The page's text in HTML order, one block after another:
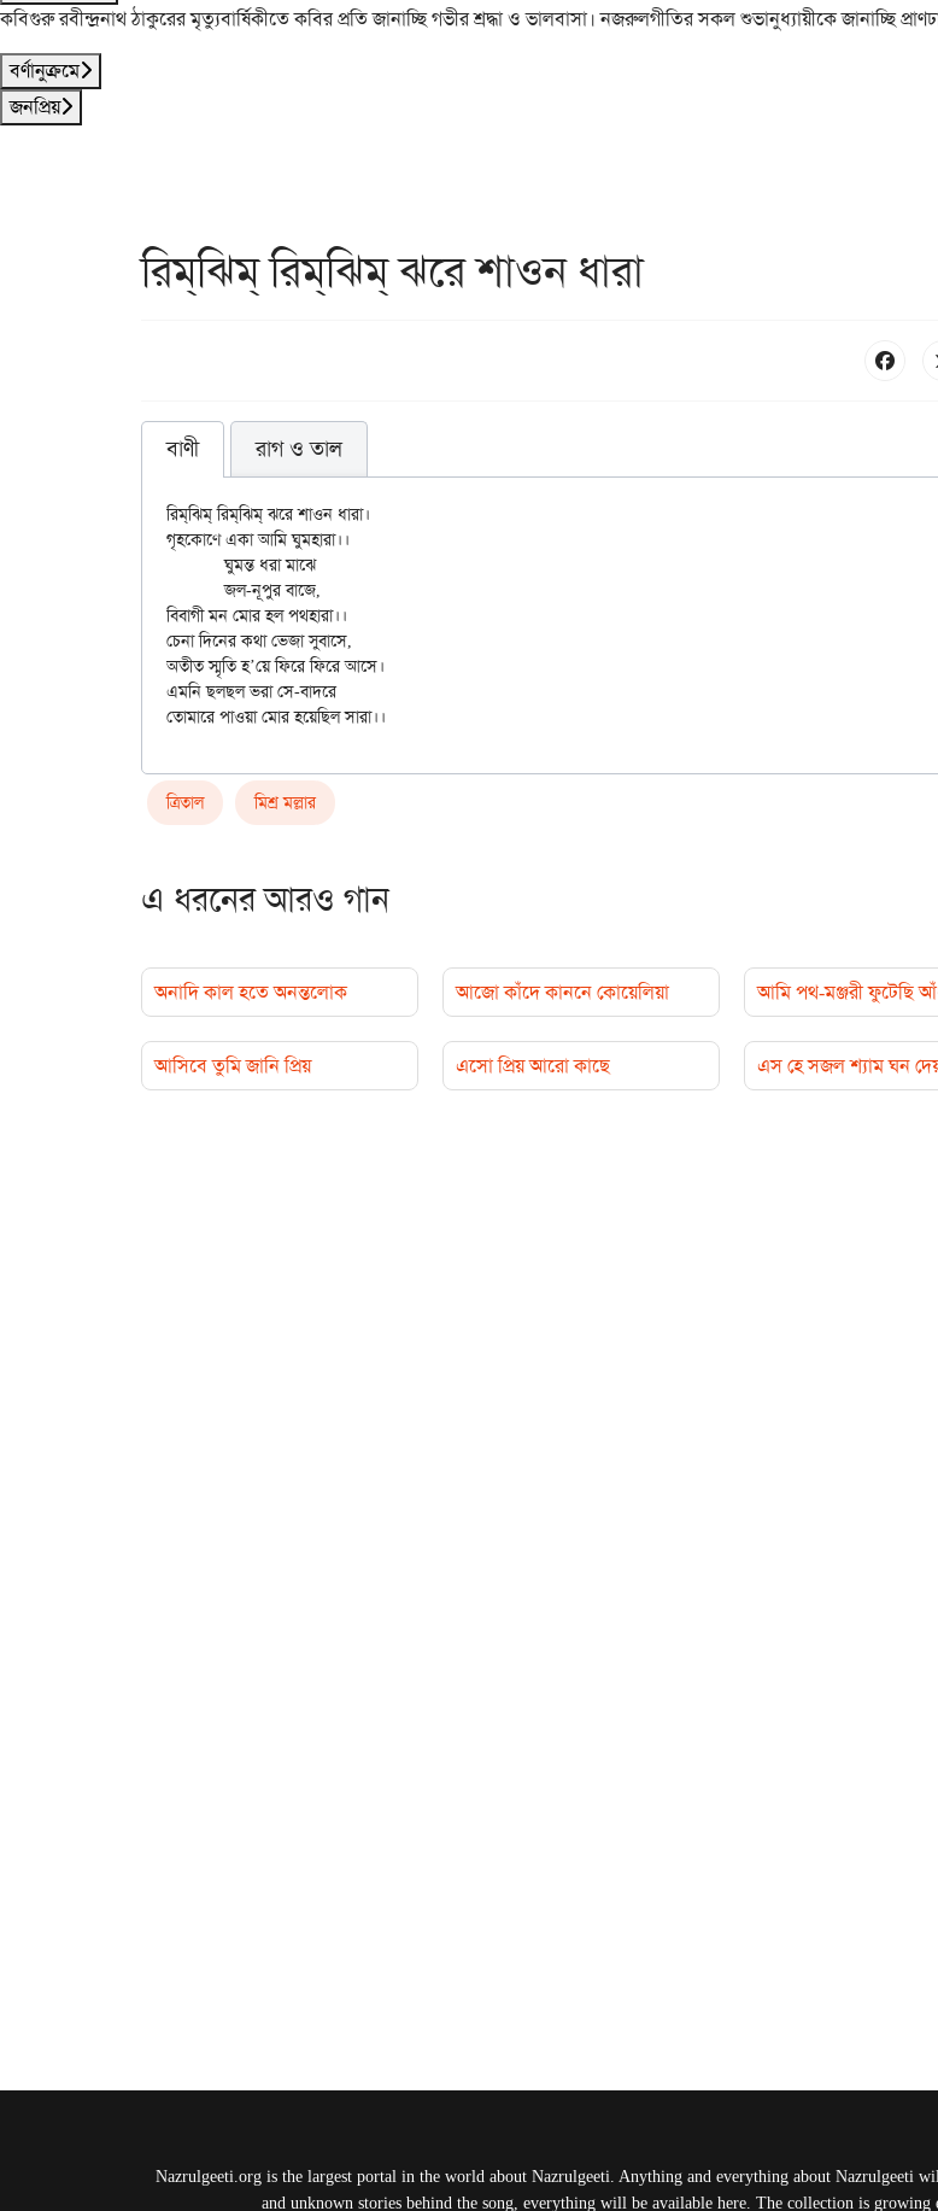
কবিগুরু রবীন্দ্রনাথ ঠাকুরের মৃত্যুবার্ষিকীতে কবির প্রতি জানাচ্ছি গভীর শ্রদ্ধা ও ভালবাসা। নজরুলগীতির সকল শুভানুধ্যায়ীকে জানাচ্ছি
বর্ণানুক্রমে
জনপ্রিয়
রিম্‌ঝিম্‌ রিম্‌ঝিম্‌ ঝরে শাওন ধারা
বাণী রাগ ও তাল
রিম্‌ঝিম্‌ রিম্‌ঝিম্‌ ঝরে শাওন ধারা।
গৃহকোণে একা আমি ঘুমহারা।।
	ঘুমন্ত ধরা মাঝে
	জল-নূপুর বাজে,
বিবাগী মন মোর হল পথহারা।।
চেনা দিনের কথা ভেজা সুবাসে,
অতীত স্মৃতি হ’য়ে ফিরে ফিরে আসে।
এমনি ছলছল ভরা সে-বাদরে
ত্রিতাল মিশ্র মল্লার
এ ধরনের আরও গান
অনাদি কাল হতে অনন্তলোক আজো কাঁদে কাননে কোয়েলিয়া আমি পথ-মঞ্জরী ফুটেছি
আসিবে তুমি জানি প্রিয় এসো প্রিয় আরো কাছে এস হে সজল শ্যাম ঘন
Nazrulgeeti.org is the largest portal in the world about Nazrulgeeti. Anything and everything about Nazrulgeeti
and unknown stories behind the song, everything will be available here. The collection is